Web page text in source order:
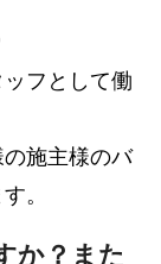
フとして働
施主様のバ
。
か？また